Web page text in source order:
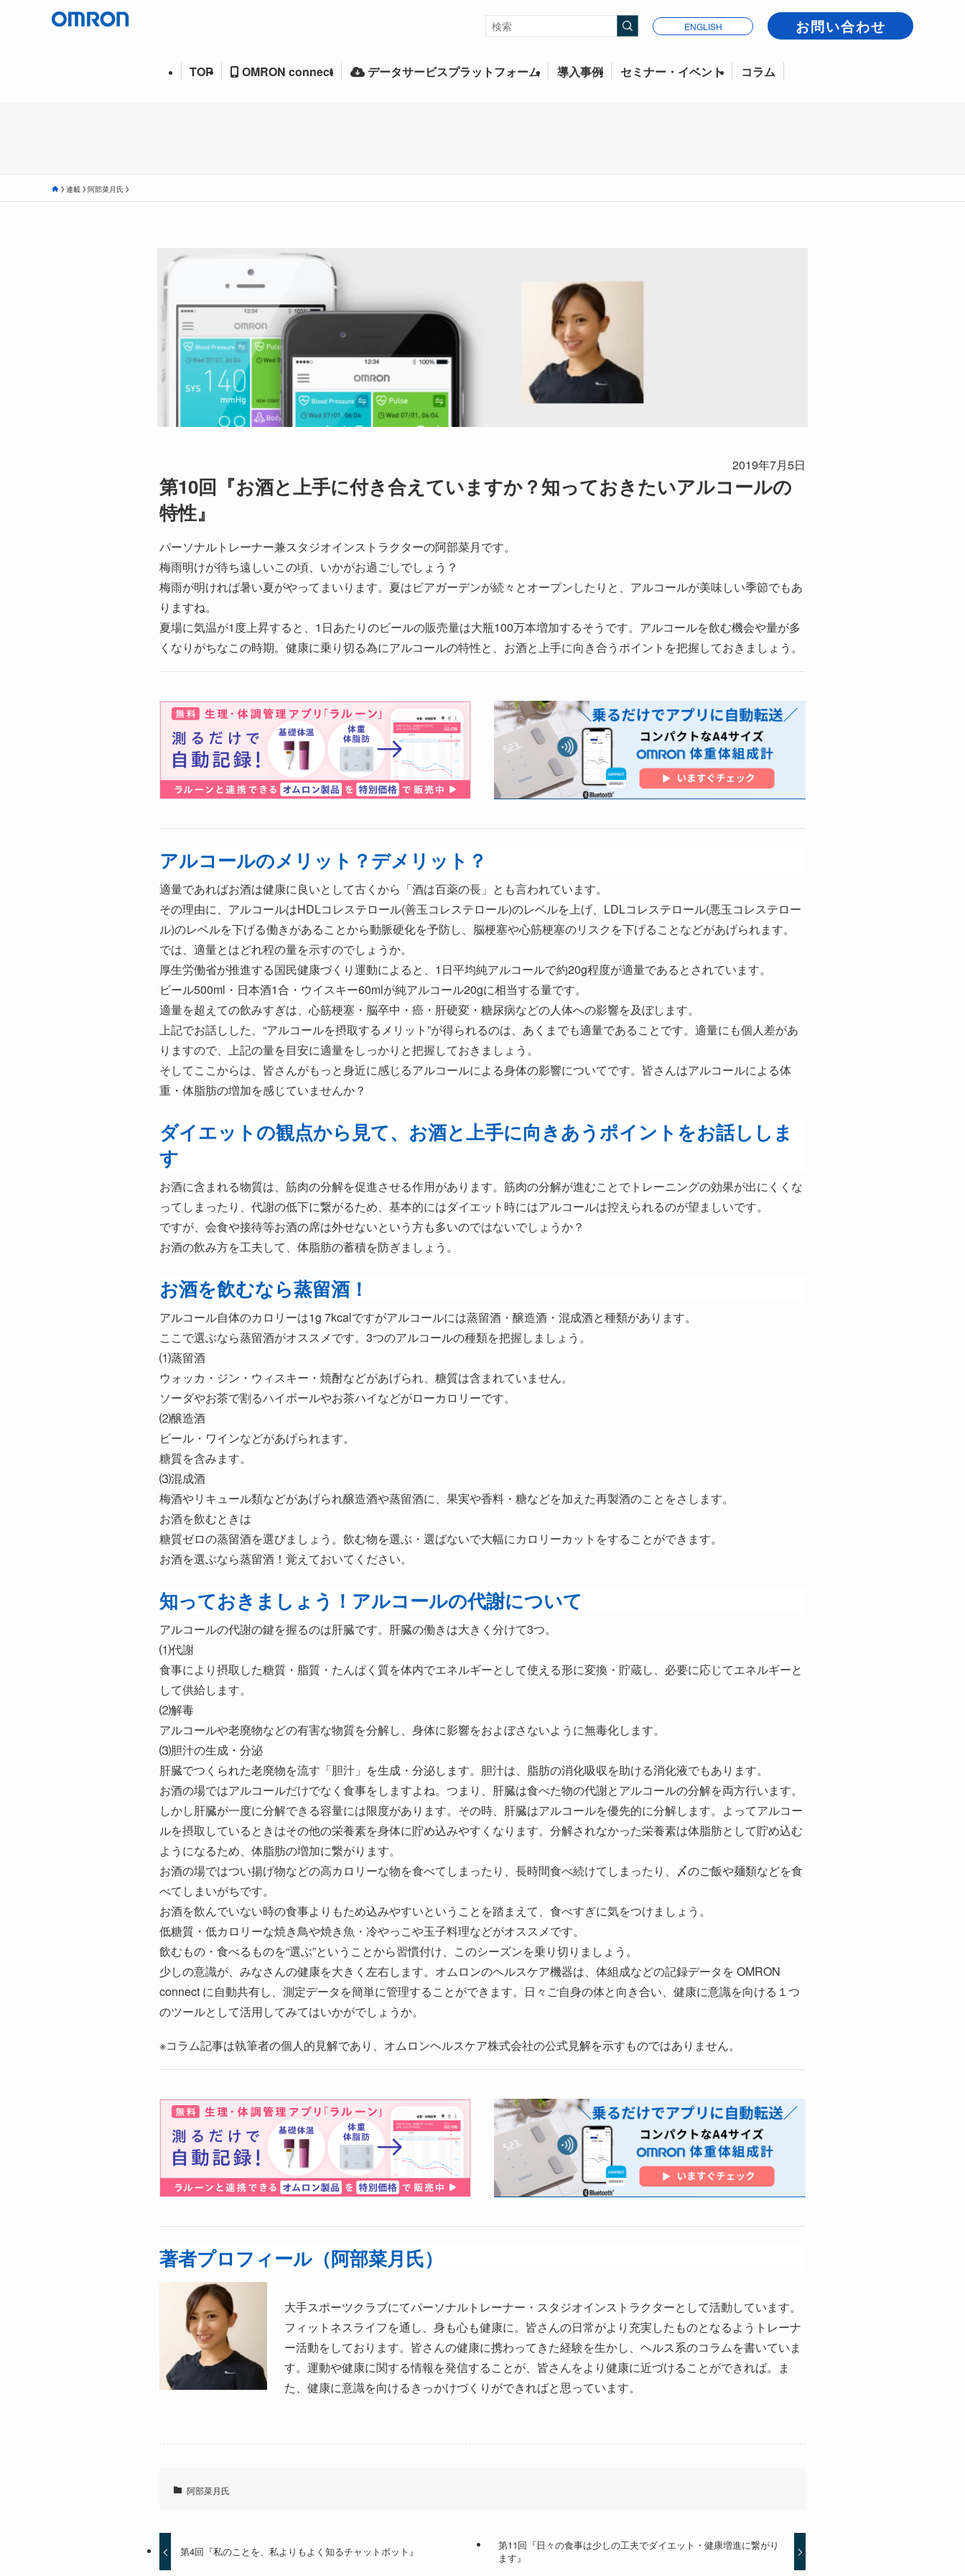
ENGLISH お問い合わせ
TOP OMRON connect データサービスプラットフォーム 導入事例 セミナー・イベント コラム
連載 阿部菜月氏
2019年7月5日
第10回『お酒と上手に付き合えていますか？知っておきたいアルコールの
特性』
パーソナルトレーナー兼スタジオインストラクターの阿部菜月です。
梅雨明けが待ち遠しいこの頃、いかがお過ごしでしょう？
梅雨が明ければ暑い夏がやってまいります。夏はビアガーデンが続々とオープンしたりと、アルコールが美味しい季節でもあ
りますね。
夏場に気温が1度上昇すると、1日あたりのビールの販売量は大瓶100万本増加するそうです。アルコールを飲む機会や量が多
くなりがちなこの時期。健康に乗り切る為にアルコールの特性と、お酒と上手に向き合うポイントを把握しておきましょう。
アルコールのメリット？デメリット？
適量であればお酒は健康に良いとして古くから「酒は百薬の長」とも言われています。
その理由に、アルコールはHDLコレステロール(善玉コレステロール)のレベルを上げ、LDLコレステロール(悪玉コレステロー
ル)のレベルを下げる働きがあることから動脈硬化を予防し、脳梗塞や心筋梗塞のリスクを下げることなどがあげられます。
では、適量とはどれ程の量を示すのでしょうか。
厚生労働省が推進する国民健康づくり運動によると、1日平均純アルコールで約20g程度が適量であるとされています。
ビール500ml・日本酒1合・ウイスキー60mlが純アルコール20gに相当する量です。
適量を超えての飲みすぎは、心筋梗塞・脳卒中・癌・肝硬変・糖尿病などの人体への影響を及ぼします。
上記でお話しした、“アルコールを摂取するメリット”が得られるのは、あくまでも適量であることです。適量にも個人差があ
りますので、上記の量を目安に適量をしっかりと把握しておきましょう。
そしてここからは、皆さんがもっと身近に感じるアルコールによる身体の影響についてです。皆さんはアルコールによる体
重・体脂肪の増加を感じていませんか？
ダイエットの観点から見て、お酒と上手に向きあうポイントをお話ししま
す
お酒に含まれる物質は、筋肉の分解を促進させる作用があります。筋肉の分解が進むことでトレーニングの効果が出にくくな
ってしまったり、代謝の低下に繋がるため、基本的にはダイエット時にはアルコールは控えられるのが望ましいです。
ですが、会食や接待等お酒の席は外せないという方も多いのではないでしょうか？
お酒の飲み方を工夫して、体脂肪の蓄積を防ぎましょう。
お酒を飲むなら蒸留酒！
アルコール自体のカロリーは1g 7kcalですがアルコールには蒸留酒・醸造酒・混成酒と種類があります。
ここで選ぶなら蒸留酒がオススメです。3つのアルコールの種類を把握しましょう。
⑴蒸留酒
ウォッカ・ジン・ウィスキー・焼酎などがあげられ、糖質は含まれていません。
ソーダやお茶で割るハイボールやお茶ハイなどがローカロリーです。
⑵醸造酒
ビール・ワインなどがあげられます。
糖質を含みます。
⑶混成酒
梅酒やリキュール類などがあげられ醸造酒や蒸留酒に、果実や香料・糖などを加えた再製酒のことをさします。
お酒を飲むときは
糖質ゼロの蒸留酒を選びましょう。飲む物を選ぶ・選ばないで大幅にカロリーカットをすることができます。
お酒を選ぶなら蒸留酒！覚えておいてください。
知っておきましょう！アルコールの代謝について
アルコールの代謝の鍵を握るのは肝臓です。肝臓の働きは大きく分けて3つ。
⑴代謝
食事により摂取した糖質・脂質・たんぱく質を体内でエネルギーとして使える形に変換・貯蔵し、必要に応じてエネルギーと
して供給します。
⑵解毒
アルコールや老廃物などの有害な物質を分解し、身体に影響をおよぼさないように無毒化します。
⑶胆汁の生成・分泌
肝臓でつくられた老廃物を流す「胆汁」を生成・分泌します。胆汁は、脂肪の消化吸収を助ける消化液でもあります。
お酒の場ではアルコールだけでなく食事をしますよね。つまり、肝臓は食べた物の代謝とアルコールの分解を両方行います。
しかし肝臓が一度に分解できる容量には限度があります。その時、肝臓はアルコールを優先的に分解します。よってアルコー
ルを摂取しているときはその他の栄養素を身体に貯め込みやすくなります。分解されなかった栄養素は体脂肪として貯め込む
ようになるため、体脂肪の増加に繋がります。
お酒の場ではつい揚げ物などの高カロリーな物を食べてしまったり、長時間食べ続けてしまったり、〆のご飯や麺類などを食
べてしまいがちです。
お酒を飲んでいない時の食事よりもため込みやすいということを踏まえて、食べすぎに気をつけましょう。
低糖質・低カロリーな焼き鳥や焼き魚・冷やっこや玉子料理などがオススメです。
飲むもの・食べるものを“選ぶ”ということから習慣付け、このシーズンを乗り切りましょう。
少しの意識が、みなさんの健康を大きく左右します。オムロンのヘルスケア機器は、体組成などの記録データを OMRON
connect に自動共有し、測定データを簡単に管理することができます。日々ご自身の体と向き合い、健康に意識を向ける１つ
のツールとして活用してみてはいかがでしょうか。
※コラム記事は執筆者の個人的見解であり、オムロンヘルスケア株式会社の公式見解を示すものではありません。
著者プロフィール（阿部菜月氏）
大手スポーツクラブにてパーソナルトレーナー・スタジオインストラクターとして活動しています。
フィットネスライフを通し、身も心も健康に。皆さんの日常がより充実したものとなるようトレーナ
ー活動をしております。皆さんの健康に携わってきた経験を生かし、ヘルス系のコラムを書いていま
す。運動や健康に関する情報を発信することが、皆さんをより健康に近づけることができれば。ま
た、健康に意識を向けるきっかけづくりができればと思っています。
阿部菜月氏
第4回『私のことを、私よりもよく知るチャットボット』
第11回『日々の食事は少しの工夫でダイエット・健康増進に繋がり
ます』